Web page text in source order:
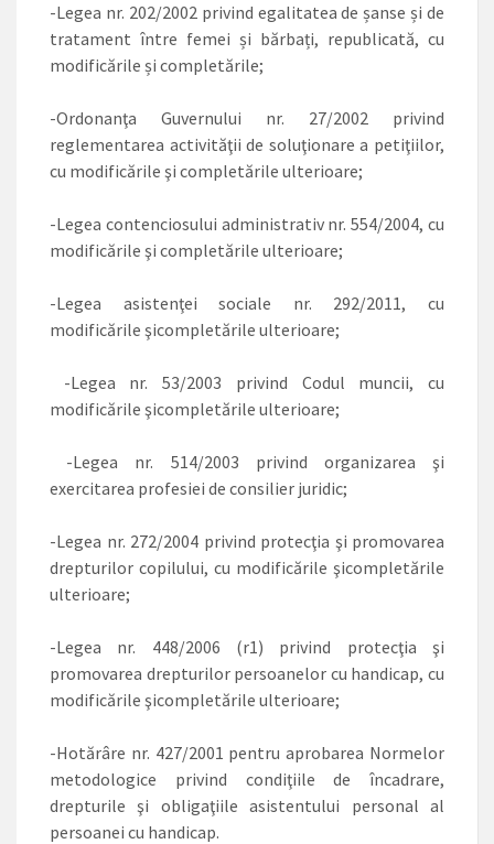
-Legea nr. 202/2002 privind egalitatea de șanse și de
tratament între femei și bărbați, republicată, cu
modificările și completările;
-Ordonanţa Guvernului nr. 27/2002 privind
reglementarea activităţii de soluţionare a petiţiilor,
cu modificările şi completările ulterioare;
-Legea contenciosului administrativ nr. 554/2004, cu
modificările şi completările ulterioare;
-Legea asistenţei sociale nr. 292/2011, cu
modificările şicompletările ulterioare;
-Legea nr. 53/2003 privind Codul muncii, cu
modificările şicompletările ulterioare;
-Legea nr. 514/2003 privind organizarea şi
exercitarea profesiei de consilier juridic;
-Legea nr. 272/2004 privind protecţia şi promovarea
drepturilor copilului, cu modificările şicompletările
ulterioare;
-Legea nr. 448/2006 (r1) privind protecţia şi
promovarea drepturilor persoanelor cu handicap, cu
modificările şicompletările ulterioare;
-Hotărâre nr. 427/2001 pentru aprobarea Normelor
metodologice privind condiţiile de încadrare,
drepturile şi obligaţiile asistentului personal al
persoanei cu handicap.